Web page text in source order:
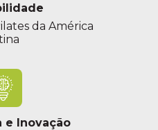
da América
e Inovação